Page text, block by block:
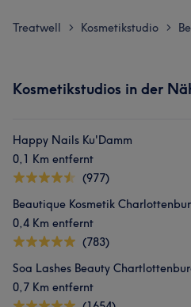
Treatwell > Kosmetikstudio >
Kosmetikstudios in der
Happy Nails Ku'Damm
0,1 Km entfernt
(977)
Beautique Kosmetik
0,4 Km entfernt
(783)
Soa Lashes Beauty
0,7 Km entfernt